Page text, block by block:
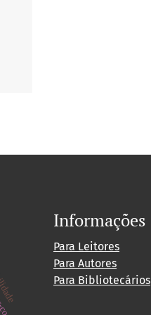
Informações
Para Leitores
Para Autores
Para Bibliotecários